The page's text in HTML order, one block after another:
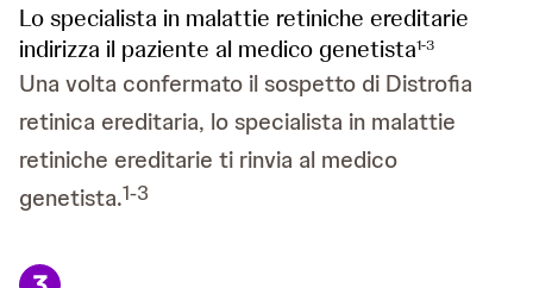
Lo specialista in malattie retiniche ereditarie
indirizza il paziente al medico genetista1-3
Una volta confermato il sospetto di Distrofia
retinica ereditaria, lo specialista in malattie
retiniche ereditarie ti rinvia al medico
genetista.1-3